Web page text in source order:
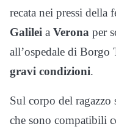
recata nei pressi della
Galilei a Verona per
all’ospedale di Borgo
gravi condizioni.
Sul corpo del ragazzo
che sono compatibili